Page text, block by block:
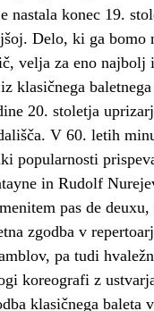
nastala konec 19.
Delo, ki ga bomo
velja za eno najbolj
klasičnega
20. stoletja
V 60. letih
popularnosti
in Rudolf
pas de
zgodba v
pa tudi
koreografi z
klasičnega baleta